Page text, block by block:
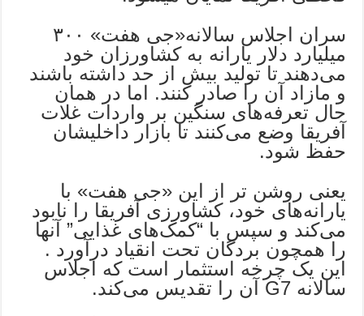
سران اجلاس سالانه«جی هفت» ۳۰۰
میلیارد دلار یارانه به کشاورزان خود
می‌دهند تا تولید بیش از حد داشته باشند
و مازاد آن را صادر کنند. اما در همان
حال تعرفه‌های سنگین بر واردات غلات
آفریقا وضع می‌کنند تا بازار داخلیشان
حفظ شود.
یعنی روشن تر از این «جی هفت» با
یارانه‌های خود، کشاورزی آفریقا را نابود
می‌کند و سپس با “کمک‌های غذایی” آنها
را همچون بردگان تحت انقیاد درآورد .
این یک چرخه استثمار است که اجلاس
سالانه G7 آن را تقدیس می‌کند.